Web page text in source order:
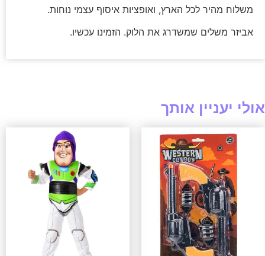
משלוח מהיר לכל הארץ, ואופציות איסוף עצמי נוחות.
אביזר משלים שמשדרג את הלוק. הזמינו עכשיו.
אולי יעניין אותך